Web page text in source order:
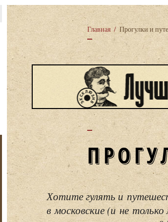
Главная / Прогулки и
Хотите гулять и
в московские (и не